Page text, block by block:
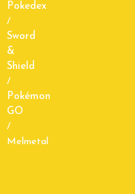
Pokedex
/
Sword
&
Shield
/
Pokémon
GO
/
Melmetal